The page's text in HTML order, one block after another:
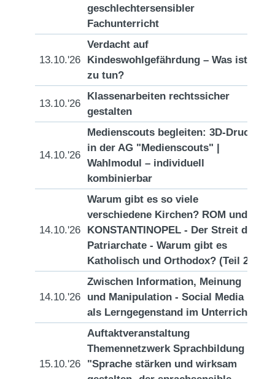
geschlechtersensibler
Fachunterricht
13.10.'26
Verdacht auf
Kindeswohlgefährdung – Was ist
zu tun?
13.10.'26
Klassenarbeiten rechtssicher
gestalten
14.10.'26
Medienscouts begleiten: 3D-Druck
in der AG "Medienscouts" |
Wahlmodul – individuell
kombinierbar
14.10.'26
Warum gibt es so viele
verschiedene Kirchen? ROM und
KONSTANTINOPEL - Der Streit der
Patriarchate - Warum gibt es
Katholisch und Orthodox? (Teil 2)
14.10.'26
Zwischen Information, Meinung
und Manipulation - Social Media
als Lerngegenstand im Unterricht
15.10.'26
Auftaktveranstaltung
Themennetzwerk Sprachbildung
"Sprache stärken und wirksam